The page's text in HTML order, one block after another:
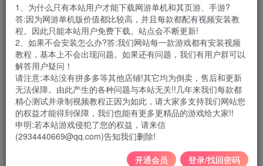
以下资源源自会员“蒙奇奇”，仅本站会员可下载！
非本站会员可看首页介绍，赞助成为本站会员！！
①点下面的“X”可以关闭展开的面板快速到文末
②点下面的“+”可以展开查看完整目录
1、为什么只有本站用户才能下载网游单机和其页游、手游?
答:因为网游单机版价值都比较高，并且每款都配有视频安装教
程。因此只能本站用户免费下载。站点会不断更新!
2、如果不会安装怎么办?答:我们网站每一款游戏都有安装视频
教程，基本上不会出现问题。如果还有问题，我们有用户群可以
解答用户疑问！
请注意:本站没有拼多多等其他店铺!其它均为倒卖，售后和更新
无法保障。由此产生的各种问题与本站无关!!几年来我们每款都
精心测试并录制视频教程正因为如此，请大家多支持我们网站您
的权益才能得到保障，我们也能有更多更精品的游戏给大家!!
申明:若本站游戏侵犯了您的权益，请来信
(2934440669@qq.com)告知我们删除!
开通会员 登录/找回密码